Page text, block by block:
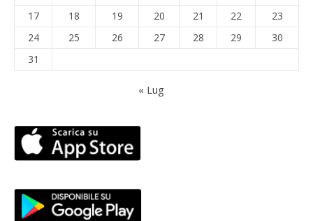
17
18 19 20 21 22
23
24
25 26 27 28 29
30
31
« Lug